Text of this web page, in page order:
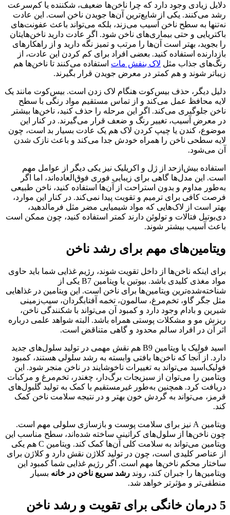
دلایل زیادی وجود دارد که چرا ناخن‌ها ضعیف، شکننده یا کم‌سرعت
رشد می‌کنند. یکی از شایع‌ترین آن‌ها جویدن ناخن است. این عادت
نه‌تنها به سطح ناخن آسیب می‌زند، بلکه می‌تواند باعث عفونت‌های
باکتریایی و حتی بیماری‌های ناخن شود. اگر عادت دارید ناخن‌هایتان
را بجوید، بهتر است آن‌ها را مرتب و تمیز نگه دارید و از راهکارهای
بازدارنده استفاده کنید. بعضی افراد برای کم کردن این عادت، از
رنگ‌های جذاب مثل لاک بنفش مات استفاده می‌کنند تا ناخن‌ها هم
زیباتر شوند و هم کمتر در معرض جویدن قرار بگیرند.
دلیل دیگر، حذف بیس‌کوت هنگام لاک زدن است. بیس‌کوت مانند یک
لایه محافظ عمل می‌کند و از تماس مستقیم مواد رنگی با سطح
ناخن جلوگیری می‌کند. اگر این مرحله را حذف کنید، ناخن‌ها بیشتر
در معرض آسیب، تغییر رنگ و ضعف قرار می‌گیرند. در کنار این
موضوع، کندن یا چیپ کردن لاک هم یک عادت بسیار بد است، چون
لایه سطحی ناخن را همراه خودش جدا می‌کند و باعث نازک شدن
آن می‌شود.
استفاده بیش‌ازحد از ژل و اکریلیک نیز یکی دیگر از عوامل مهم
است. این مدل‌ها گاهی برای زیبایی فوری فوق‌العاده‌اند، اما اگر
به‌طور مداوم و بدون استراحت از آن‌ها استفاده کنید، ناخن طبیعی
فرصت کافی برای ترمیم و تقویت پیدا نمی‌کند. در کنار این موارد،
بهتر است از لاک‌هایی که مواد شیمیایی مضر مثل فرمالدهید،
دی‌بوتیل فتالات و تولوئن دارند کمتر استفاده کنید، چون ممکن است
باعث آسیب بیشتر شوند.
ویتامین‌های مهم برای رشد ناخن
برای اینکه ناخن‌ها از داخل تقویت شوند، رژیم غذایی شما باید حاوی
مواد مغذی کلیدی باشد. بیوتین یا ویتامین B7 یکی از
شناخته‌شده‌ترین ویتامین‌ها برای ناخن است. این ویتامین در غذاهایی
مثل جگر گاو، تخم‌مرغ، سالمون، تخمه آفتابگردان، سیب‌زمینی
شیرین و بادام وجود دارد و کمبود آن می‌تواند با شکنندگی ناخن،
ریزش مو و مشکلات پوستی همراه باشد. البته شواهد علمی درباره
اثر آن در افراد سالم محدود و گاهی متناقض است.
اسید فولیک یا ویتامین B9 هم نقش مهمی در تولید سلول‌های جدید
دارد. از آنجا که ناخن‌ها بافتی وابسته به رشد سلولی هستند، کمبود
فولیک‌اسید می‌تواند به تغییرات ناخوشایند در ناخن منجر شود. این
ویتامین را می‌توان از سبزیجات برگ‌دار، چغندر، تخم‌مرغ و مرکبات
دریافت کرد. همچنین به‌طور غیرمستقیم با کمک به تولید گلبول‌های
قرمز، می‌تواند به گردش خون بهتر و در نتیجه سلامت ناخن کمک
کند.
ویتامین A نیز برای سلامت پوست و بازسازی سلولی مهم است.
چون ناخن‌ها از سلول‌های کراتینی ساخته شده‌اند، سطح مناسب این
ویتامین می‌تواند به سلامت کلی آن‌ها کمک کند. ویتامین C هم یکی
از عناصر کلیدی است، چون در تولید کلاژن نقش دارد و کلاژن برای
ساختار محکم ناخن‌ها مهم است. اگر رژیم غذایی شما کمبود این
ویتامین‌ها را جبران کند، روند رشد سریع ناخن در خانه بسیار
منطقی‌تر و مؤثرتر خواهد شد.
5 درمان خانگی برای تقویت و رشد ناخن